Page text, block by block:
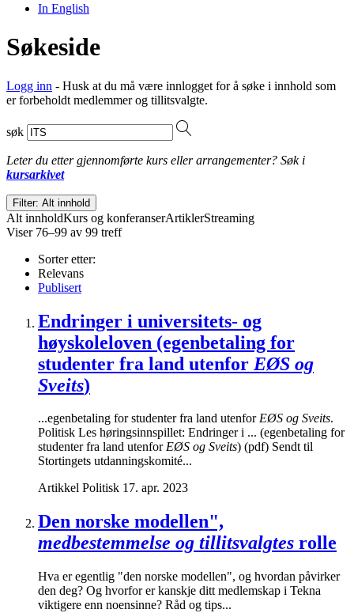
In English
Søkeside
Logg inn - Husk at du må være innlogget for å søke i innhold som
er forbeholdt medlemmer og tillitsvalgte.
søk
Leter du etter gjennomførte kurs eller arrangementer? Søk i
kursarkivet
Filter: Alt innhold
Alt innholdKurs og konferanserArtiklerStreaming
Viser 76–99 av 99 treff
Sorter etter:
Relevans
Publisert
Endringer i universitets- og
høyskoleloven (egenbetaling for
studenter fra land utenfor EØS og
Sveits)
...egenbetaling for studenter fra land utenforEØS og Sveits.
Politisk Les høringsinnspillet: Endringer i ... (egenbetaling for
studenter fra land utenforEØS og Sveits) (pdf) Sendt til
Stortingets utdanningskomité...
Artikkel Politisk 17. apr. 2023
Den norske modellen",
medbestemmelse og tillitsvalgtes rolle
Hva er egentlig "den norske modellen", og hvordan påvirker
den deg? Og hvorfor er kanskje ditt medlemskap i Tekna
viktigere enn noensinne? Råd og tips...